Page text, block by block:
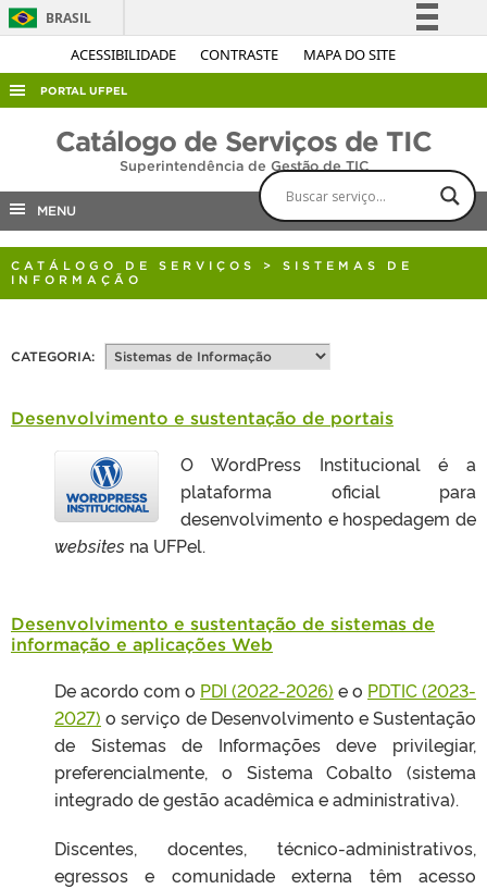
ACESSIBILIDADE CONTRASTE MAPA DO SITE
BRASIL
Simplifique!
Acesso à informação
Canais
PORTAL UFPEL
ACESSO À INFORMAÇÃO
EDITAIS
OUVIDORIA
TELEFONES
Catálogo de Serviços de TIC
Superintendência de Gestão de TIC
MENU
CATÁLOGO DE SERVIÇOS
> SISTEMAS DE
INFORMAÇÃO
CATEGORIA:
Desenvolvimento e sustentação de portais
O WordPress Institucional é a
plataforma oficial para
desenvolvimento e hospedagem de
websites na UFPel.
Desenvolvimento e sustentação de sistemas de
informação e aplicações Web
De acordo com o PDI (2022-2026) e o PDTIC (2023-
2027) o serviço de Desenvolvimento e Sustentação
de Sistemas de Informações deve privilegiar,
preferencialmente, o Sistema Cobalto (sistema
integrado de gestão acadêmica e administrativa).
Discentes, docentes, técnico-administrativos,
egressos e comunidade externa têm acesso